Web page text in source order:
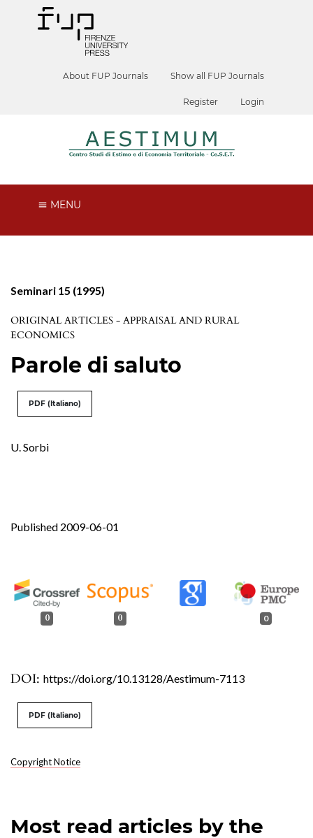
About FUP Journals Show all FUP Journals
Register Login
MENU
Seminari 15 (1995)
ORIGINAL ARTICLES - APPRAISAL AND RURAL
ECONOMICS
Parole di saluto
PDF (Italiano)
U. Sorbi
DOI: https://doi.org/10.13128/Aestimum-7113
Published 2009-06-01
Copyright Notice
0 0 0
PDF (Italiano)
Most read articles by the